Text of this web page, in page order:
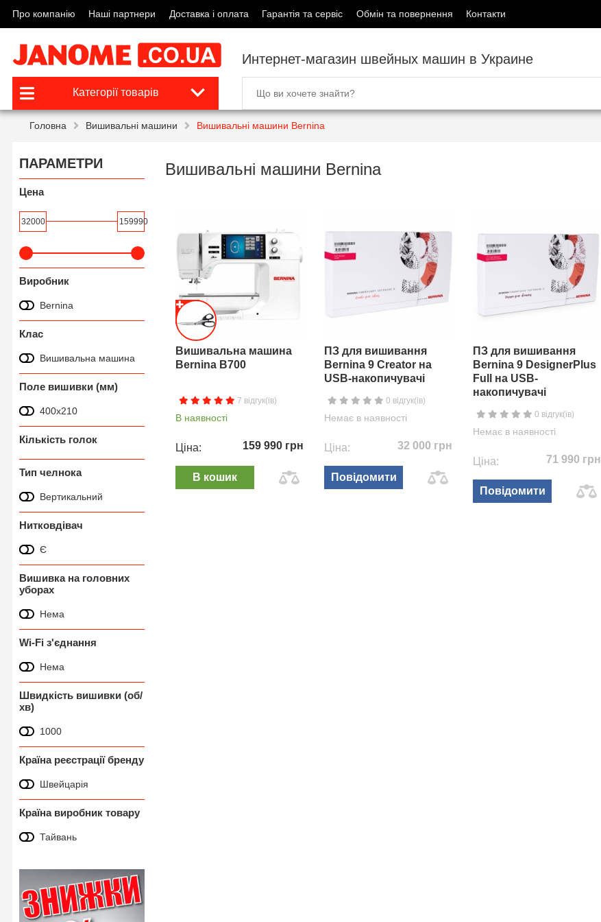
Про компанію Наші партнери Доставка і оплата Гарантія та сервіс Обмін та повернення Контакти
Интернет-магазин швейных машин в Украине
Категорії товарів
Головна Вишивальні машини Вишивальні машини Bernina
ПАРАМЕТРИ
Цена
32000 159990
Виробник
Bernina
Клас
Вишивальна машина
Поле вишивки (мм)
400х210
Кількість голок
Тип челнока
Вертикальний
Нитковдівач
Є
Вишивка на головних
уборах
Нема
Wi-Fi з'єднання
Нема
Швидкість вишивки (об/
хв)
1000
Країна реєстрації бренду
Швейцарія
Країна виробник товару
Тайвань
Вишивальні машини Bernina
Вишивальна машина
Bernina B700
7 відгук(ів)
В наявності
Ціна: 159 990 грн
В кошик
ПЗ для вишивання
Bernina 9 Creator на
USB-накопичувачі
0 відгук(ів)
Немає в наявності
Ціна: 32 000 грн
Повідомити
ПЗ для вишивання
Bernina 9 DesignerPlus
Full на USB-
накопичувачі
0 відгук(ів)
Немає в наявності
Ціна: 71 990 грн
Повідомити